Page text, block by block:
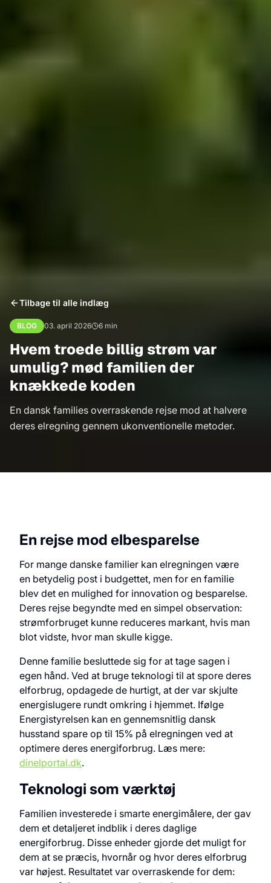
Tilbage til alle indlæg
BLOG 03. april 2026 6 min
Hvem troede billig strøm var
umulig? mød familien der
knækkede koden
En dansk families overraskende rejse mod at halvere
deres elregning gennem ukonventionelle metoder.
En rejse mod elbesparelse
For mange danske familier kan elregningen være
en betydelig post i budgettet, men for en familie
blev det en mulighed for innovation og besparelse.
Deres rejse begyndte med en simpel observation:
strømforbruget kunne reduceres markant, hvis man
blot vidste, hvor man skulle kigge.
Denne familie besluttede sig for at tage sagen i
egen hånd. Ved at bruge teknologi til at spore deres
elforbrug, opdagede de hurtigt, at der var skjulte
energislugere rundt omkring i hjemmet. Ifølge
Energistyrelsen kan en gennemsnitlig dansk
husstand spare op til 15% på elregningen ved at
optimere deres energiforbrug. Læs mere:
dinelportal.dk.
Teknologi som værktøj
Familien investerede i smarte energimålere, der gav
dem et detaljeret indblik i deres daglige
energiforbrug. Disse enheder gjorde det muligt for
dem at se præcis, hvornår og hvor deres elforbrug
var højest. Resultatet var overraskende for dem: